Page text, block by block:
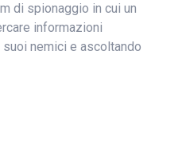
di spionaggio in cui un
informazioni
nemici e ascoltando